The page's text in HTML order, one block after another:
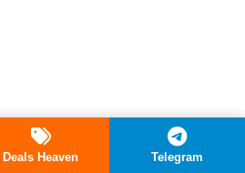
Deals Heaven Telegram